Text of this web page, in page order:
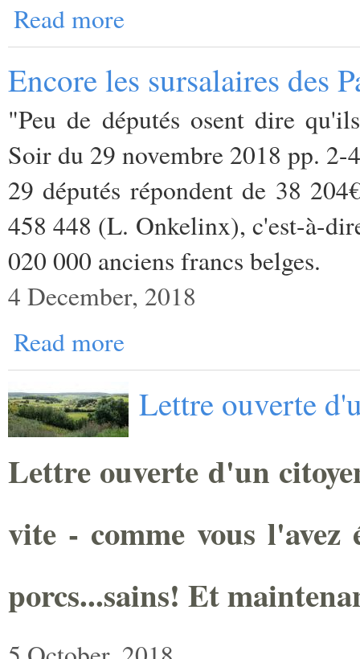
Read more
Encore les sursalaires des
"Peu de députés osent dire
Soir du 29 novembre 2018 pp. 2-4
29 députés répondent de 38
458 448 (L. Onkelinx), c'est-à-
020 000 anciens francs belges.
4 December, 2018
Read more
Lettre ouverte
Lettre ouverte d'un
vite - comme vous
porcs...sains! Et